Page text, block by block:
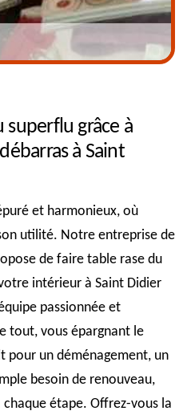
superflu grâce à
à Saint
et harmonieux, où
utilité. Notre entreprise de
de faire table rase du
intérieur à Saint Didier
passionnée et
tout, vous épargnant le
pour un déménagement, un
besoin de renouveau,
étape. Offrez-vous la